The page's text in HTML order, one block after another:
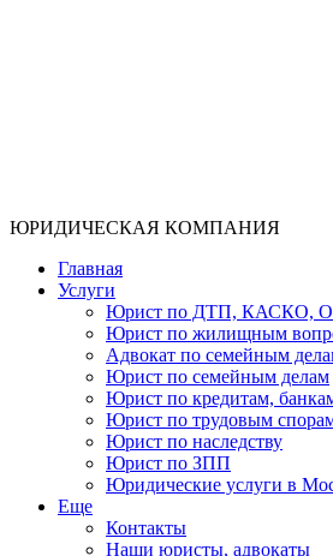
ЮРИДИЧЕСКАЯ КОМПАНИЯ
Главная
Услуги
Юрист по ДТП, КАСКО,
Юрист по жилищным
Адвокат по семейным
Юрист по семейным делам
Юрист по кредитам,
Юрист по трудовым
Юрист по наследству
Юрист по ЗПП
Юридические услуги в
Еще
Контакты
Наши юристы, адвокаты